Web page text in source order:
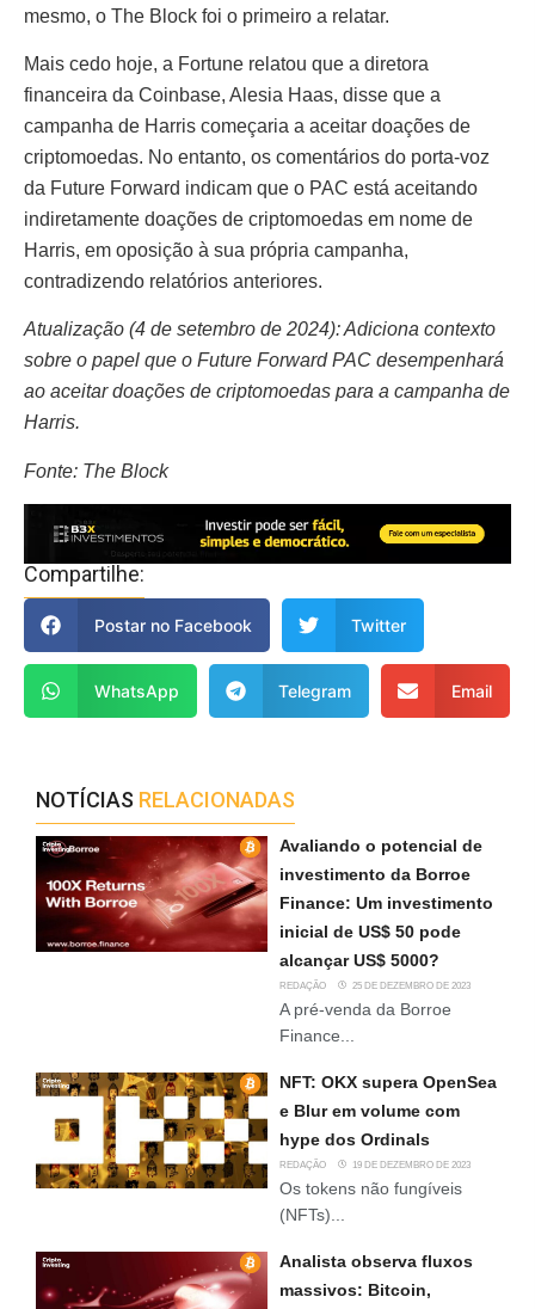
mesmo, o The Block foi o primeiro a relatar.
Mais cedo hoje, a Fortune relatou que a diretora
financeira da Coinbase, Alesia Haas, disse que a
campanha de Harris começaria a aceitar doações de
criptomoedas. No entanto, os comentários do porta-voz
da Future Forward indicam que o PAC está aceitando
indiretamente doações de criptomoedas em nome de
Harris, em oposição à sua própria campanha,
contradizendo relatórios anteriores.
Atualização (4 de setembro de 2024): Adiciona contexto
sobre o papel que o Future Forward PAC desempenhará
ao aceitar doações de criptomoedas para a campanha de
Harris.
Fonte: The Block
Compartilhe:
Postar no Facebook Twitter
WhatsApp Telegram Email
NOTÍCIAS RELACIONADAS
Avaliando o potencial de
investimento da Borroe
Finance: Um investimento
inicial de US$ 50 pode
alcançar US$ 5000?
REDAÇÃO 25 DE DEZEMBRO DE 2023
A pré-venda da Borroe
Finance...
NFT: OKX supera OpenSea
e Blur em volume com
hype dos Ordinals
REDAÇÃO 19 DE DEZEMBRO DE 2023
Os tokens não fungíveis
(NFTs)...
Analista observa fluxos
massivos: Bitcoin,